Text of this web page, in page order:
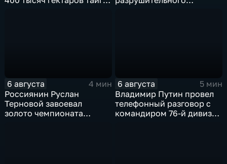
6 августа
4 мин
Россиянин Руслан
Терновой завоевал
золото чемпионата
6 августа
5 мин
Владимир Путин провел
телефонный разговор с
командиром 76-й дивизии